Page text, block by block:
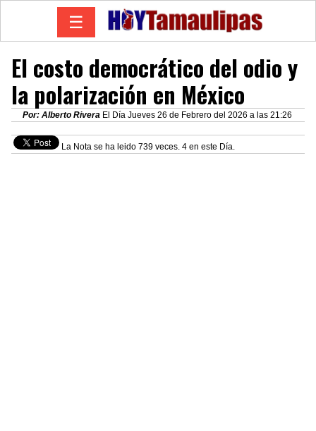
☰
El costo democrático del odio y
la polarización en México
Por: Alberto Rivera El Día Jueves 26 de Febrero del 2026 a las 21:26
La Nota se ha leido 739 veces. 4 en este Día.